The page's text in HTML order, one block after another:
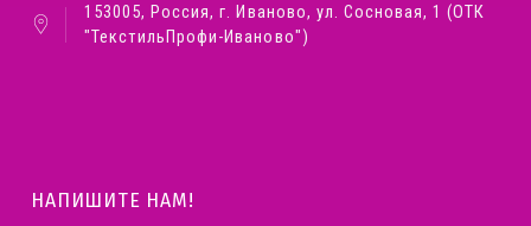
153005, Россия, г. Иваново, ул. Сосновая, 1 (ОТК
"ТекстильПрофи-Иваново")
НАПИШИТЕ НАМ!